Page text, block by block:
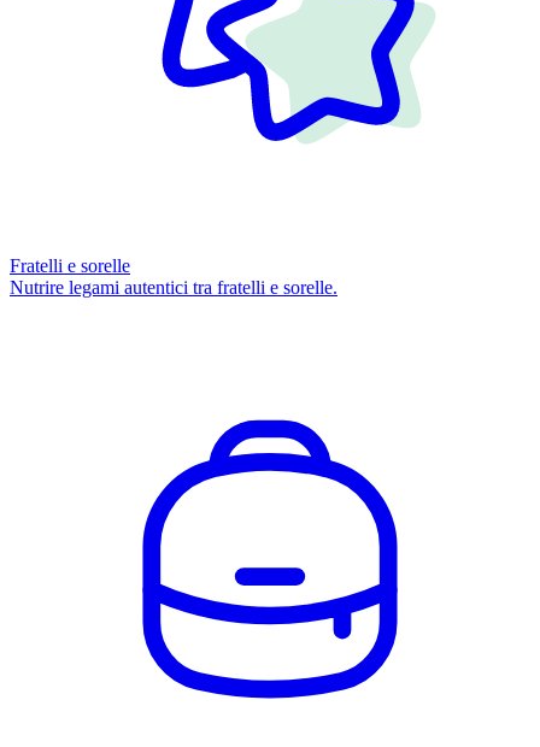
Fratelli e sorelle
Nutrire legami autentici tra fratelli e sorelle.